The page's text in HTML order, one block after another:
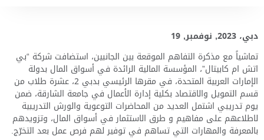
دبي، 2023, نوفمبر, 19
تماشياً مع مذكرة التفاهم الموقعة بين الجانبين، استضافت شركة “بي
اتش ام كابيتال”، المؤسسة المالية الرائدة في أسواق المال بدولة
الإمارات العربية المتحدة، في مقرها الرئيسي بدبي 2، عشرة طلاب من
قسم التمويل والاقتصاد بكلية إدارة الأعمال في جامعة الشارقة، ضمن
يوم تدريبي اشتمل العديد من المحاضرات التوعوية والورش التدريبية
لاطلاعهم على مفاهيم و طرق الاستثمار في أسواق المال، وتزويدهم
بالمعرفة والمهارات التي تساهم في توفير لهم فرص عمل بعد التخرّج.